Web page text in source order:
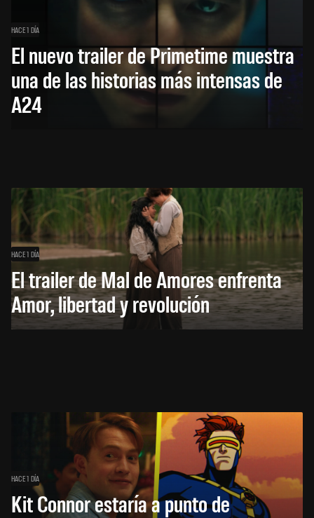
HACE 1 DÍA
El nuevo trailer de Primetime muestra
una de las historias más intensas de
A24
HACE 1 DÍA
El trailer de Mal de Amores enfrenta
Amor, libertad y revolución
HACE 1 DÍA
Kit Connor estaría a punto de